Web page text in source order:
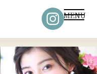
MENU